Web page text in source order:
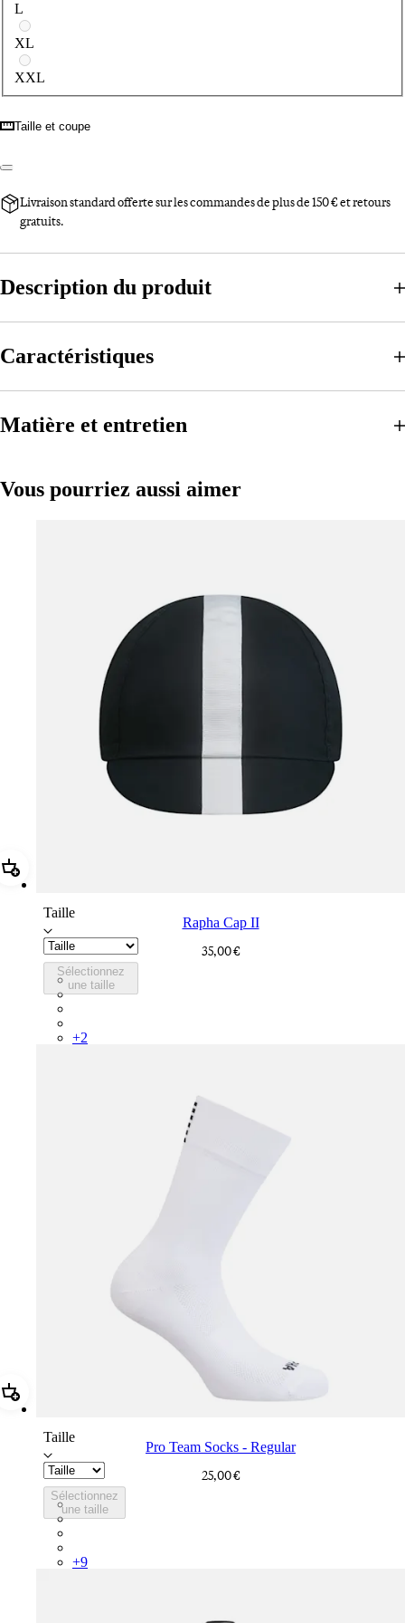
L
XL
XXL
Taille et coupe
Livraison standard offerte sur les commandes de plus de 150 € et retours
gratuits.
Description du produit
Caractéristiques
Matière et entretien
Vous pourriez aussi aimer
Ajouter Rapha Cap II
Taille
Sélectionnez
une taille
Rapha Cap II
35,00 €
RCP10XXBLW
RCP10XXRWL
+2
Ajouter Pro Team Socks - Regular
Taille
Sélectionnez
une taille
Pro Team Socks - Regular
25,00 €
PSK08XXWHB
PSK08XXBLW
+9